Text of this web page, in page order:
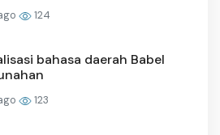
124
bahasa daerah Babel
123